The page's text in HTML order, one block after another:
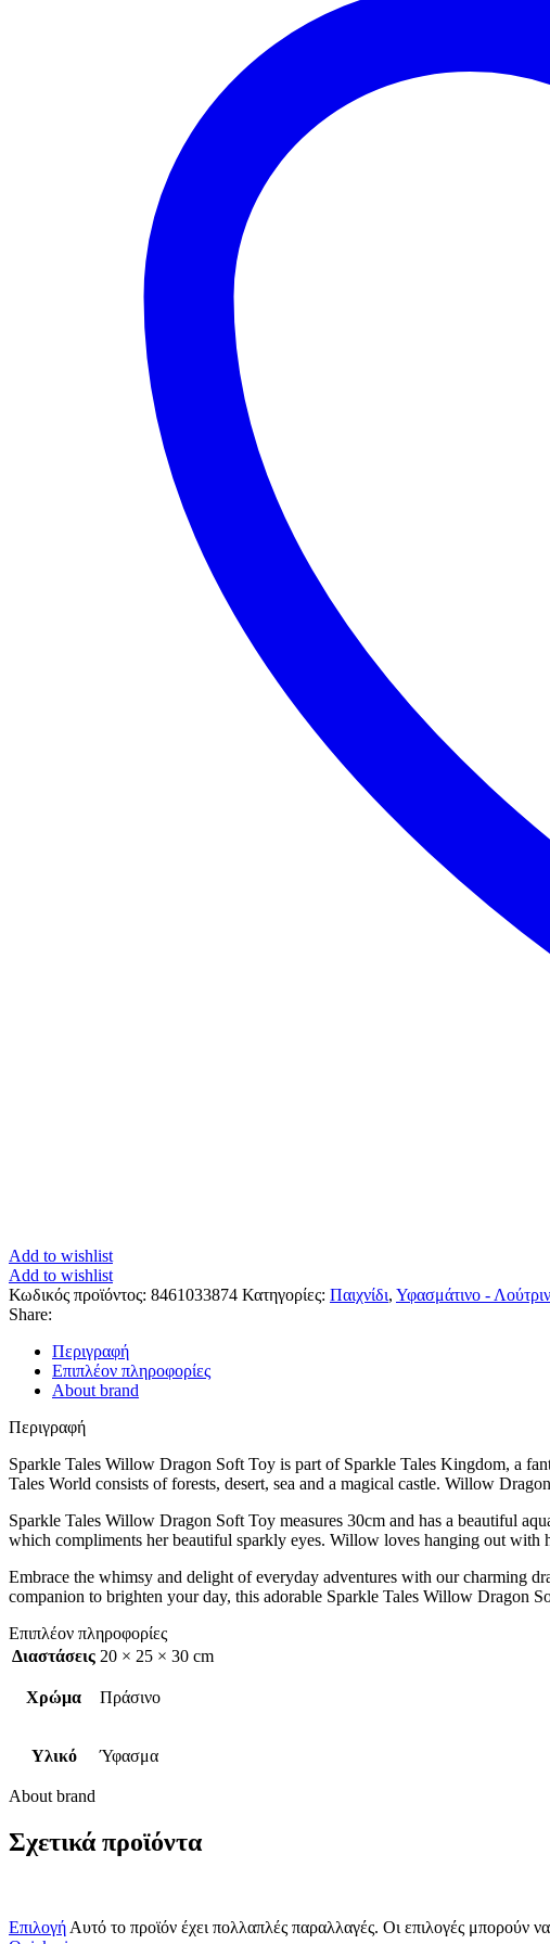
Add to wishlist
Add to wishlist
Κωδικός προϊόντος: 8461033874 Κατηγορίες: Παιχνίδι, Υφασμάτινο -
Share:
Περιγραφή
Επιπλέον πληροφορίες
About brand
Περιγραφή
Sparkle Tales Willow Dragon Soft Toy is part of Sparkle Tales Kingdom, a
Tales World consists of forests, desert, sea and a magical castle. Willow
Sparkle Tales Willow Dragon Soft Toy measures 30cm and has a beautiful
which compliments her beautiful sparkly eyes. Willow loves hanging out
Embrace the whimsy and delight of everyday adventures with our charming
companion to brighten your day, this adorable Sparkle Tales Willow Dragon
Επιπλέον πληροφορίες
Διαστάσεις 20 × 25 × 30 cm
Χρώμα Πράσινο
Υλικό Ύφασμα
About brand
Σχετικά προϊόντα
Επιλογή Αυτό το προϊόν έχει πολλαπλές παραλλαγές. Οι επιλογές μπορούν